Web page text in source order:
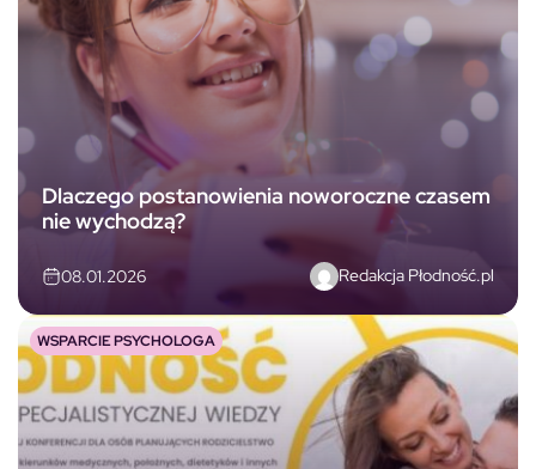
Dlaczego postanowienia noworoczne czasem
nie wychodzą?
08.01.2026 Redakcja Płodność.pl
WSPARCIE PSYCHOLOGA